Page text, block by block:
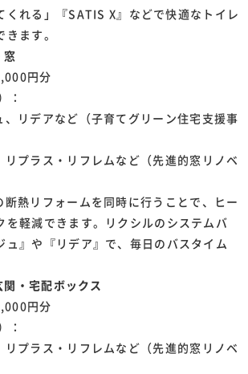
くれる」『SATIS X』などで快適なトイレ
きます。
窓
円分
：
、リデアなど（子育てグリーン住宅支援事
リプラス・リフレムなど（先進的窓リノベ
断熱リフォームを同時に行うことで、ヒー
を軽減できます。リクシルのシステムバ
ュ』や『リデア』で、毎日のバスタイム
・宅配ボックス
円分
：
リプラス・リフレムなど（先進的窓リノベ